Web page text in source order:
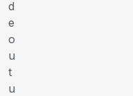
d
e
o
u
t
u